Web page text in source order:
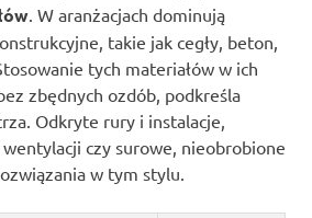
. W aranżacjach dominują
takie jak cegły, beton,
tych materiałów w ich
zbędnych ozdób, podkreśla
Odkryte rury i instalacje,
czy surowe, nieobrobione
w tym stylu.